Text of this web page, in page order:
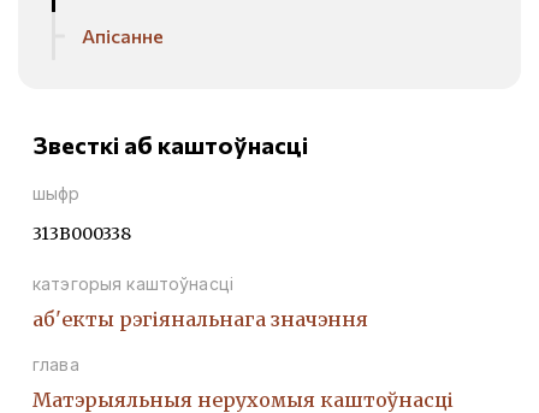
Апісанне
Звесткі аб каштоўнасці
шыфр
313В000338
катэгорыя каштоўнасці
аб'екты рэгіянальнага значэння
глава
Матэрыяльныя нерухомыя каштоўнасці